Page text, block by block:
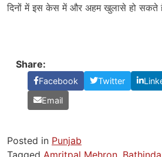
दिनों में इस केस में और अहम खुलासे हो सकते
Share:
Facebook Twitter
Email
Posted in Punjab
Tagged Amritpal Mehron